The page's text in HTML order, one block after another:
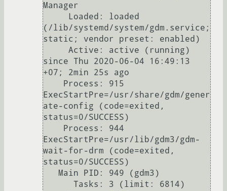
Manager
(/lib/systemd/system/gdm.service;
static; vendor preset: enabled)
since Thu 2020-06-04 16:49:13
+07; 2min 25s ago
ExecStartPre=/usr/share/gdm/gener
ate-config (code=exited,
status=0/SUCCESS)
ExecStartPre=/usr/lib/gdm3/gdm-
wait-for-drm (code=exited,
status=0/SUCCESS)